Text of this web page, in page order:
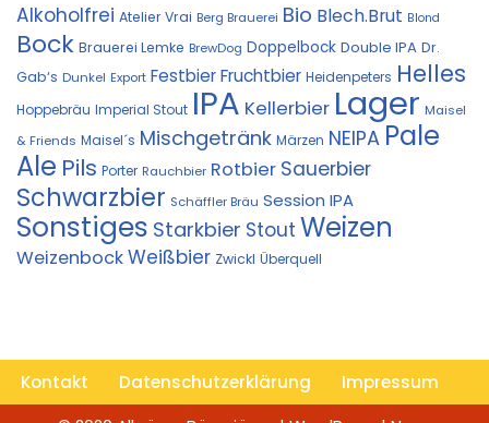
Alkoholfrei Atelier Vrai Berg Brauerei Bio Blech.Brut Blond
Bock Brauerei Lemke BrewDog Doppelbock Double IPA Dr.
Gab‘s Dunkel Export FestbierFruchtbier Heidenpeters Helles
Hoppebräu Imperial Stout IPA Kellerbier Lager Maisel
& Friends Maisel´s Mischgetränk Märzen NEIPA Pale
Ale Pils Porter Rauchbier Rotbier Sauerbier
Schwarzbier Schäffler Bräu Session IPA
Sonstiges Starkbier Stout Weizen
WeizenbockWeißbier Zwickl Überquell
Kontakt Datenschutzerklärung
Impressum